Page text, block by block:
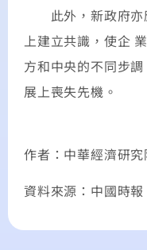
此外，新政府亦
上建立共識，使企
方和中央的不同步
展上喪失先機。
作者：中華經濟研
資料來源：中國時